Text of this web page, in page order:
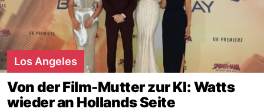
Los Angeles
Von der Film-Mutter zur KI: Watts
wieder an Hollands Seite